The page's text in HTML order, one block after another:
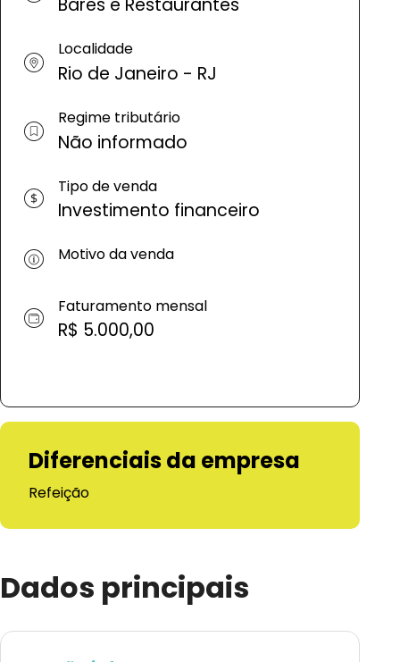
Bares e Restaurantes
Localidade
Rio de Janeiro - RJ
Regime tributário
Não informado
Tipo de venda
Investimento financeiro
Motivo da venda
Faturamento mensal
R$ 5.000,00
Diferenciais da empresa
Refeição
Dados principais